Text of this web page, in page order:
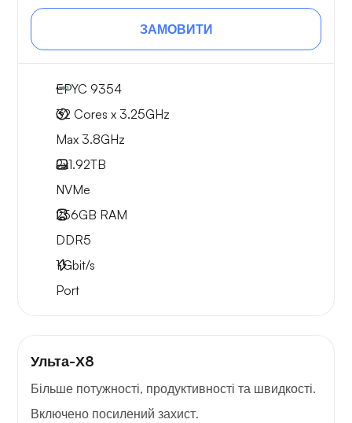
ЗАМОВИТИ
EPYC 9354
32 Cores x 3.25GHz
Max 3.8GHz
2x1.92TB
NVMe
256GB RAM
DDR5
1Gbit/s
Port
Ульта-Х8
Більше потужності, продуктивності та швидкості.
Включено посилений захист.